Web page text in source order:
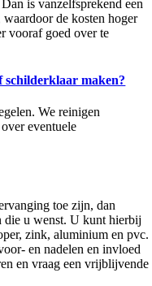
is vanzelfsprekend een
de kosten hoger
vooraf goed over te
schilderklaar maken?
We reinigen
eventuele
toe zijn, dan
die u wenst. U kunt hierbij
zink, aluminium en pvc.
en nadelen en invloed
en vraag een vrijblijvende